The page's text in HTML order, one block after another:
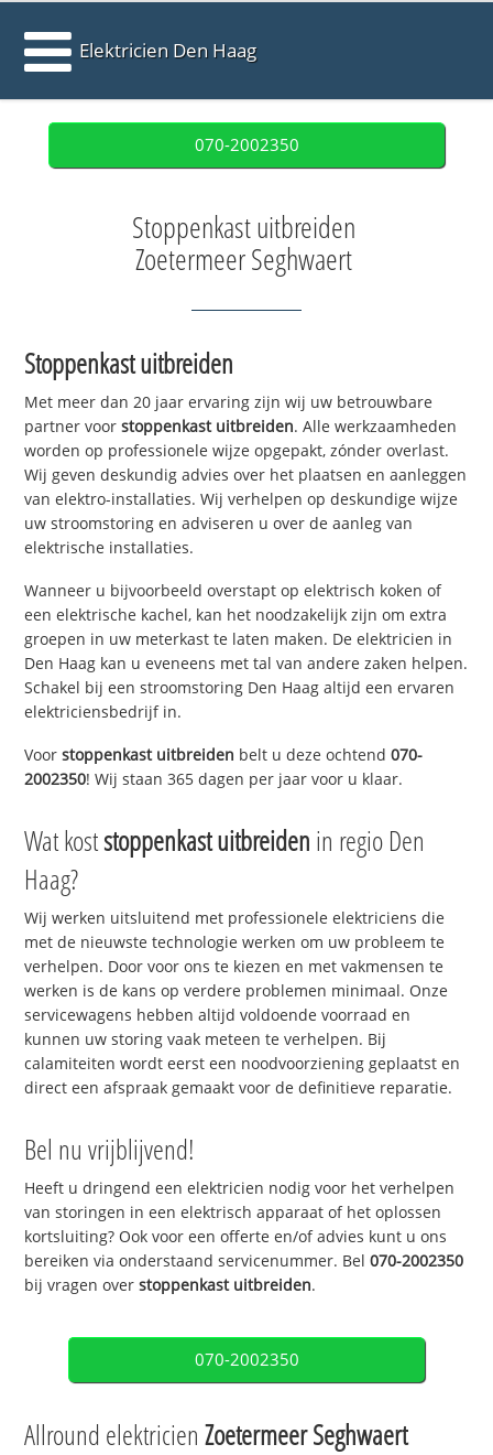
Elektricien Den Haag
070-2002350
Stoppenkast uitbreiden
Zoetermeer Seghwaert
Stoppenkast uitbreiden
Met meer dan 20 jaar ervaring zijn wij uw betrouwbare
partner voorstoppenkast uitbreiden. Alle werkzaamheden
worden op professionele wijze opgepakt, zónder overlast.
Wij geven deskundig advies over het plaatsen en aanleggen
van elektro-installaties. Wij verhelpen op deskundige wijze
uw stroomstoring en adviseren u over de aanleg van
elektrische installaties.
Wanneer u bijvoorbeeld overstapt op elektrisch koken of
een elektrische kachel, kan het noodzakelijk zijn om extra
groepen in uw meterkast te laten maken. De elektricien in
Den Haag kan u eveneens met tal van andere zaken helpen.
Schakel bij een stroomstoring Den Haag altijd een ervaren
elektriciensbedrijf in.
Voorstoppenkast uitbreiden belt u deze ochtend070-
2002350! Wij staan 365 dagen per jaar voor u klaar.
Wat koststoppenkast uitbreiden in regio Den
Haag?
Wij werken uitsluitend met professionele elektriciens die
met de nieuwste technologie werken om uw probleem te
verhelpen. Door voor ons te kiezen en met vakmensen te
werken is de kans op verdere problemen minimaal. Onze
servicewagens hebben altijd voldoende voorraad en
kunnen uw storing vaak meteen te verhelpen. Bij
calamiteiten wordt eerst een noodvoorziening geplaatst en
direct een afspraak gemaakt voor de definitieve reparatie.
Bel nu vrijblijvend!
Heeft u dringend een elektricien nodig voor het verhelpen
van storingen in een elektrisch apparaat of het oplossen
kortsluiting? Ook voor een offerte en/of advies kunt u ons
bereiken via onderstaand servicenummer. Bel070-2002350
bij vragen overstoppenkast uitbreiden.
070-2002350
Allround elektricienZoetermeer Seghwaert